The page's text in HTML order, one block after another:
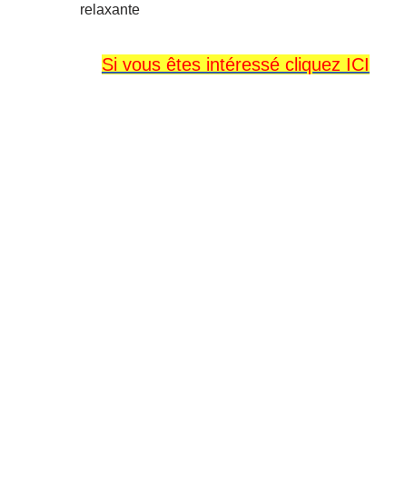
relaxante
Si vous êtes intéressé cliquez ICI